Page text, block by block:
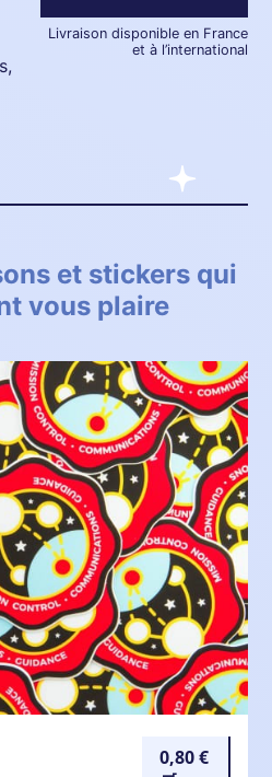
Livraison disponible en France
et à l’international
et stickers qui
vous plaire
0,80 €